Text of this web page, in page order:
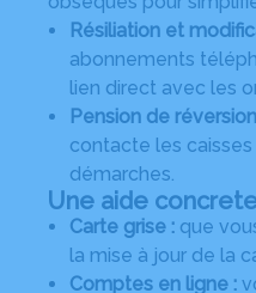
Résiliation et
abonnements
lien direct avec les
Pension de
contacte les
démarches.
Une aide
Carte grise : que
la mise à jour de la
Comptes en ligne :